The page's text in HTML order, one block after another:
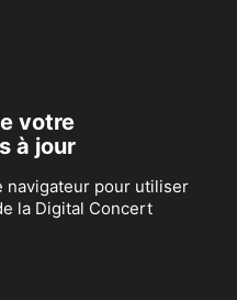
votre
à jour
navigateur pour utiliser
la Digital Concert